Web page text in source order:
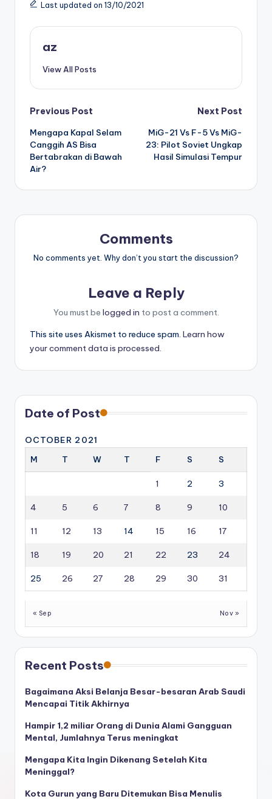
Last updated on 13/10/2021
az
View All Posts
Post
navigation
Previous Post
Mengapa Kapal Selam
Canggih AS Bisa
Bertabrakan di Bawah
Air?
Next Post
MiG-21 Vs F-5 Vs MiG-
23: Pilot Soviet Ungkap
Hasil Simulasi Tempur
Comments
No comments yet. Why don’t you start the discussion?
Leave a Reply
You must be logged in to post a comment.
This site uses Akismet to reduce spam. Learn how
your comment data is processed.
Date of Post
OCTOBER 2021
M
T W T F S S
1 2 3
4 5 6 7 8 9 10
11 12 13 14 15 16 17
18 19 20 21 22 23 24
25 26 27 28 29 30 31
« Sep Nov »
Recent Posts
Bagaimana Aksi Belanja Besar-besaran Arab Saudi
Mencapai Titik Akhirnya
Hampir 1,2 miliar Orang di Dunia Alami Gangguan
Mental, Jumlahnya Terus meningkat
Mengapa Kita Ingin Dikenang Setelah Kita
Meninggal?
Kota Gurun yang Baru Ditemukan Bisa Menulis